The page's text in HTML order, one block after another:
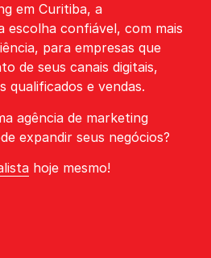
em Curitiba, a
escolha confiável, com mais
para empresas que
de seus canais digitais,
qualificados e vendas.
agência de marketing
expandir seus negócios?
hoje mesmo!